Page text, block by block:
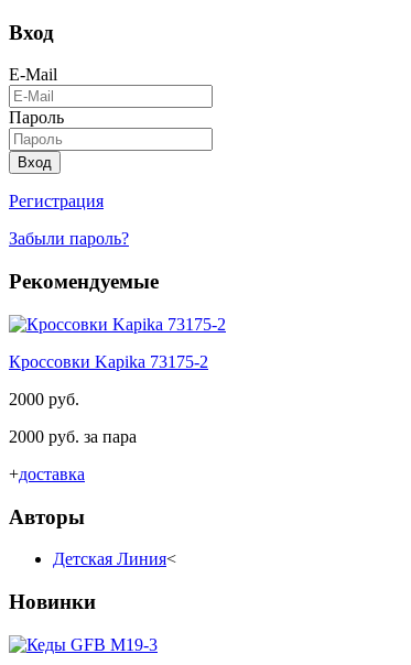
Вход
E-Mail
Пароль
Вход
Регистрация
Забыли пароль?
Рекомендуемые
Кроссовки Kapika 73175-2
2000 руб.
2000 руб. за пара
+доставка
Авторы
Детская Линия<
Новинки